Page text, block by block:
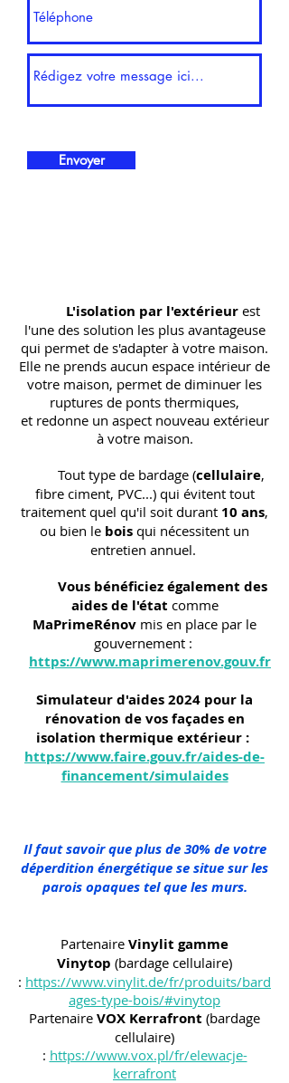
Envoyer
L'isolation par l'extérieurest
l'une des solution les plus avantageuse
qui permet de s'adapter à votre maison.
Elle ne prends aucun espace intérieur de
votre maison, permet de diminuer les
ruptures de ponts thermiques,
et redonne un aspect nouveau extérieur
à votre maison.
Tout type de bardage (cellulaire,
fibre ciment, PVC...) qui évitent tout
traitement quel qu'il soit durant 10 ans,
ou bien le bois qui nécessitent un
entretien annuel.
Vous bénéficiez également des
aides de l'état comme
MaPrimeRénov mis en place par le
gouvernement :
https://www.maprimerenov.gouv.fr
Simulateur d'aides 2024 pour la
rénovation de vos façades en
isolation thermique extérieur :
https://www.faire.gouv.fr/aides-de-
financement/simulaides
Il faut savoir que plus de 30% de votre
déperdition énergétique se situe sur les
parois opaques tel que les murs.
Partenaire Vinylit gamme
Vinytop (bardage cellulaire)
: https://www.vinylit.de/fr/produits/bard
ages-type-bois/#vinytop
Partenaire VOX Kerrafront (bardage
cellulaire)
: https://www.vox.pl/fr/elewacje-
kerrafront